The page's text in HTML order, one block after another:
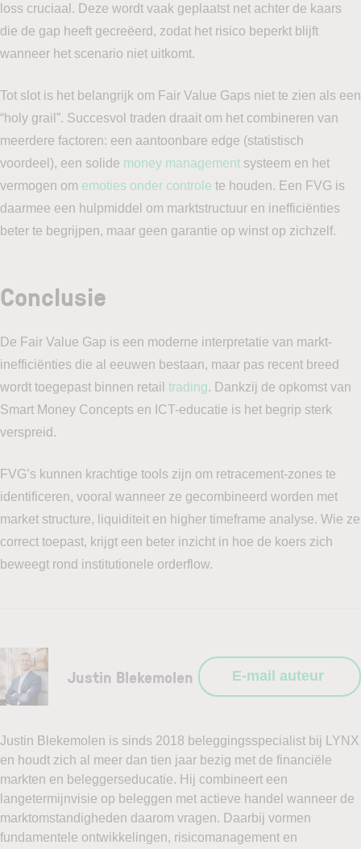
loss cruciaal. Deze wordt vaak geplaatst net achter de kaars
die de gap heeft gecreëerd, zodat het risico beperkt blijft
wanneer het scenario niet uitkomt.
Tot slot is het belangrijk om Fair Value Gaps niet te zien als een
“holy grail”. Succesvol traden draait om het combineren van
meerdere factoren: een aantoonbare edge (statistisch
voordeel), een solide money management systeem en het
vermogen om emoties onder controle te houden. Een FVG is
daarmee een hulpmiddel om marktstructuur en inefficiënties
beter te begrijpen, maar geen garantie op winst op zichzelf.
Conclusie
De Fair Value Gap is een moderne interpretatie van markt-
inefficiënties die al eeuwen bestaan, maar pas recent breed
wordt toegepast binnen retail trading. Dankzij de opkomst van
Smart Money Concepts en ICT-educatie is het begrip sterk
verspreid.
FVG’s kunnen krachtige tools zijn om retracement-zones te
identificeren, vooral wanneer ze gecombineerd worden met
market structure, liquiditeit en higher timeframe analyse. Wie ze
correct toepast, krijgt een beter inzicht in hoe de koers zich
beweegt rond institutionele orderflow.
Justin Blekemolen E-mail auteur
Justin Blekemolen is sinds 2018 beleggingsspecialist bij LYNX
en houdt zich al meer dan tien jaar bezig met de financiële
markten en beleggerseducatie. Hij combineert een
langetermijnvisie op beleggen met actieve handel wanneer de
marktomstandigheden daarom vragen. Daarbij vormen
fundamentele ontwikkelingen, risicomanagement en